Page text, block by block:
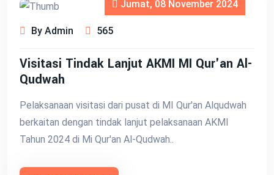
Jumat, 08 November 2024
By Admin 565
Visitasi Tindak Lanjut AKMI MI Qur'an Al-
Qudwah
Pelaksanaan visitasi dari pusat di MI Qur'an Alqudwah
berkaitan dengan tindak lanjut pelaksanaan AKMI
Tahun 2024 di Mi Qur'an Al-Qudwah..